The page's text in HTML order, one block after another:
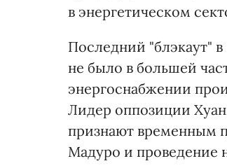
в энергетическом
Последний "блэкаут" в
не было в большей
энергоснабжении
Лидер оппозиции
признают временным
Мадуро и проведение